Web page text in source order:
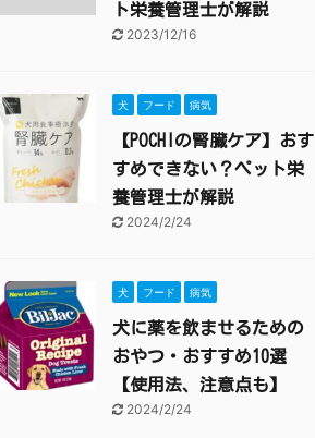
ト栄養管理士が解説
2023/12/16
犬 フード 病気
【POCHIの腎臓ケア】おす
すめできない？ペット栄
養管理士が解説
2024/2/24
犬 フード 病気
犬に薬を飲ませるための
おやつ・おすすめ10選
【使用法、注意点も】
2024/2/24